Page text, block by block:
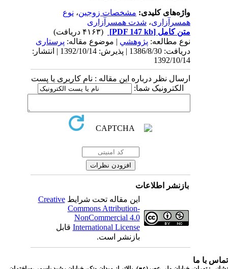
واژه‌های کلیدی:مشخصات‌ زوجین‌،نوع‌
همسرآزاری‌،شدت‌ همسرآزاری‌
متن کامل[PDF 147 kb]
نوع مطالعه:پژوهشي| موضوع مقاله:پرستاری
دریافت: 1386/8/30 | پذیرش: 1392/10/14 | انتشار:
1392/10/14
ارسال نظر درباره این مقاله : نام کاربری یا پست
الکترونیک شما:
بازنشر اطلاعات
این مقاله تحت شرایطCreative
Commons Attribution-
NonCommercial 4.0
International Licenseقابل
بازنشر است.
با ما